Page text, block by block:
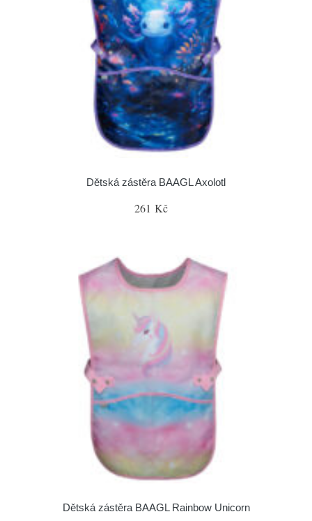
Dětská zástěra BAAGL Axolotl
261 Kč
Dětská zástěra BAAGL Rainbow Unicorn